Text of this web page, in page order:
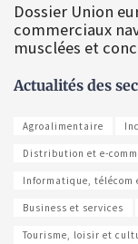
Dossier Union
commerciaux
musclées et
Actualités des
Agroalimentaire
Distribution et e-
Informatique, télécom
Business et services
Tourisme, loisir et